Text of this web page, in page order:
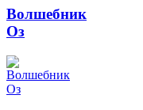
Волшебник
Оз